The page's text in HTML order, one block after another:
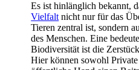
Es ist hinlänglich bekannt,
Vielfalt nicht nur für das
Tieren zentral ist, sondern
des Menschen. Eine
Biodiversität ist die
Hier können sowohl